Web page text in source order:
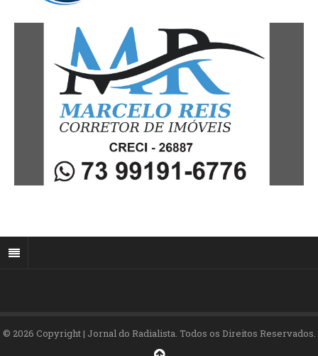
© 2026 Copyright | Jornal do Radialista. Todos os Direitos Reservados.